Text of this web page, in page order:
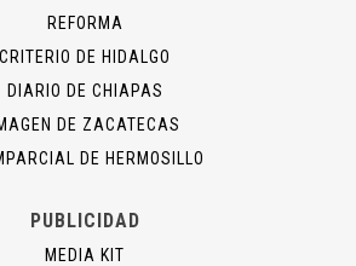
REFORMA
CRITERIO DE HIDALGO
DIARIO DE CHIAPAS
DE ZACATECAS
DE HERMOSILLO
PUBLICIDAD
MEDIA KIT